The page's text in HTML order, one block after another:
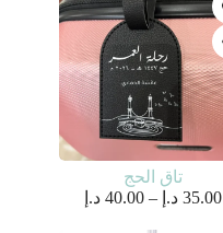
تاق الحج
35.00 د.إ –
40.00 د.إ